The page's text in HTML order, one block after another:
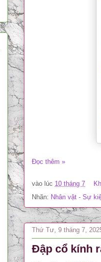
Đọc thêm »
vào lúc 10 tháng 7
Nhãn: Nhân vật - Sự
Thứ Tư, 9 tháng 7,
Đập cổ kính